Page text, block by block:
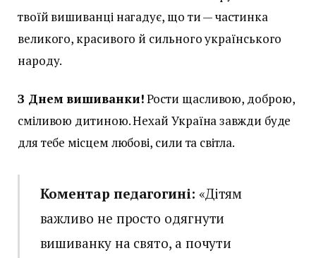
твоїй вишиванці нагадує, що ти — частинка
великого, красивого й сильного українського
народу.
З Днем вишиванки!Рости щасливою, доброю,
сміливою дитиною. Нехай Україна завжди буде
для тебе місцем любові, сили та світла.
Коментар педагогині: «Дітям
важливо не просто одягнути
вишиванку на свято, а почути